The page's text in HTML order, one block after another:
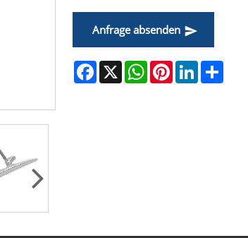
Anfrage absenden
Facebook
X WhatsAppPinterestLinkedIn